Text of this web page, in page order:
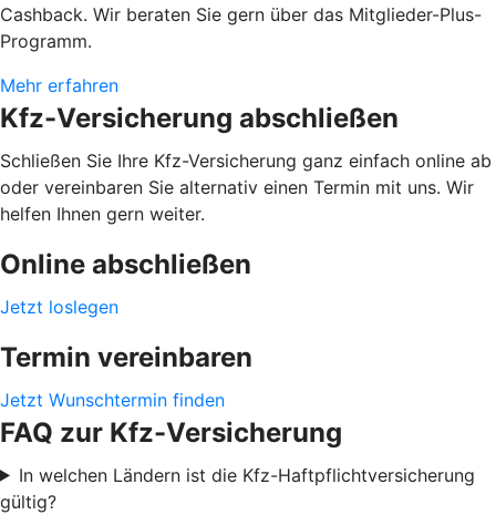
Cashback. Wir beraten Sie gern über das Mitglieder-Plus-
Programm.
Mehr erfahren
Kfz-Versicherung abschließen
Schließen Sie Ihre Kfz-Versicherung ganz einfach online ab
oder vereinbaren Sie alternativ einen Termin mit uns. Wir
helfen Ihnen gern weiter.
Online abschließen
Jetzt loslegen
Termin vereinbaren
Jetzt Wunschtermin finden
FAQ zur Kfz-Versicherung
In welchen Ländern ist die Kfz-Haftpflichtversicherung
gültig?